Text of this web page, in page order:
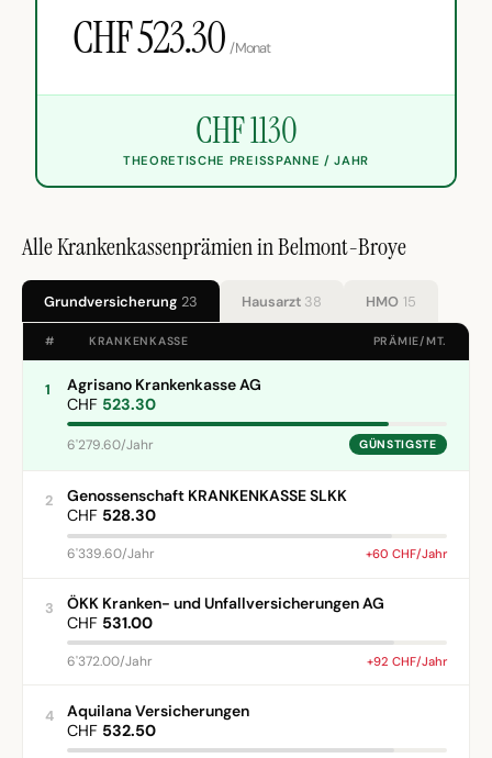
CHF 523.30 /Monat
CHF 1130
THEORETISCHE PREISSPANNE / JAHR
Alle Krankenkassenprämien in Belmont-Broye
Grundversicherung 23 Hausarzt 38 HMO 15
# KRANKENKASSE PRÄMIE/MT.
1
Agrisano Krankenkasse AG
CHF 523.30
6'279.60/Jahr GÜNSTIGSTE
2
Genossenschaft KRANKENKASSE SLKK
CHF 528.30
6'339.60/Jahr +60 CHF/Jahr
3
ÖKK Kranken- und Unfallversicherungen AG
CHF 531.00
6'372.00/Jahr +92 CHF/Jahr
4
Aquilana Versicherungen
CHF 532.50